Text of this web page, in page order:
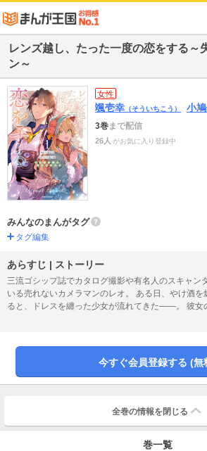
レンズ越し、たった一度の恋をする～
ン～
女性
颯壱幸 （そういちこう） 小
3巻まで配信
26人 がお気に入り登録中
みんなのまんがタグ
タグ編集
あらすじ | ストーリー
三流ゴシップ誌でカタログ撮影や有名人のスキャン
いる売れないカメラマンのレオ。 ある日、やけ酒
ると、ドレスを纏った少女が流れてきた――。 彼女
ジュ。 20歳の誕生日を迎えたらフォルジュ伯爵家
れカメラマン、 交わるはずのなかった2人が出会う
WEBコミック誌「コミックライドアイビーvol.17～
今すぐ会員登録する (無
全巻の情報を 閉じる
巻一覧